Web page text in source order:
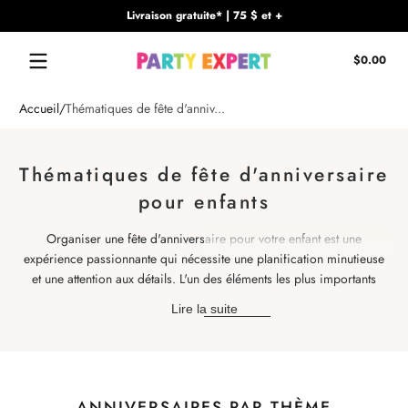
Livraison gratuite* | 75 $ et +
$0.00
Accueil Thématiques de fête d'anniv...
Thématiques de fête d'anniversaire
pour enfants
Organiser une fête d'anniversaire pour votre enfant est une
expérience passionnante qui nécessite une planification minutieuse
et une attention aux détails. L'un des éléments les plus importants
fournitures de fête appropriées. Des ballons et des décorations de
Lire la suite